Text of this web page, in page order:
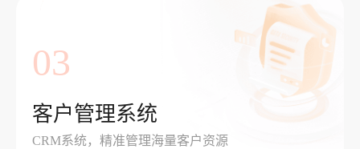
03
客户管理系统
CRM系统，精准管理海量客户资源